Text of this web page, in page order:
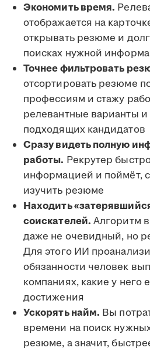
Экономить время.
отображается на
открывать резюме и
поисках нужной
Точнее фильтровать
отсортировать резюме
профессиям и стажу
релевантные варианты
подходящих кандидатов
Сразу видеть полную
работы. Рекрутер
информацией и поймёт,
изучить резюме
Находить
соискателей. Алгоритм
даже не очевидный, но
Для этого ИИ
обязанности человек
компаниях, какие у него
достижения
Ускорять найм. Вы
времени на поиск
резюме, а значит,